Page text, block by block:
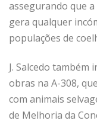
assegurando que
gera qualquer
populações de
J. Salcedo
obras na A-308,
com animais
de Melhoria da